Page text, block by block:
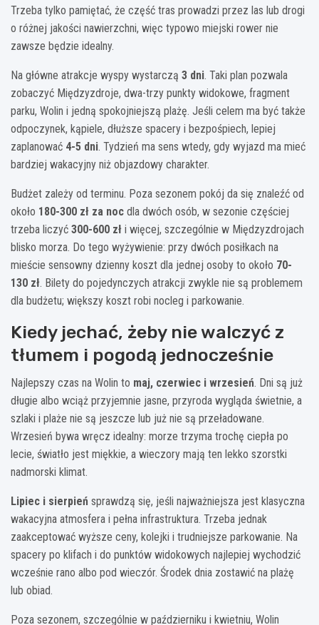
Trzeba tylko pamiętać, że część tras prowadzi przez las lub drogi
o różnej jakości nawierzchni, więc typowo miejski rower nie
zawsze będzie idealny.
Na główne atrakcje wyspy wystarczą 3 dni. Taki plan pozwala
zobaczyć Międzyzdroje, dwa-trzy punkty widokowe, fragment
parku, Wolin i jedną spokojniejszą plażę. Jeśli celem ma być także
odpoczynek, kąpiele, dłuższe spacery i bezpośpiech, lepiej
zaplanować 4-5 dni. Tydzień ma sens wtedy, gdy wyjazd ma mieć
bardziej wakacyjny niż objazdowy charakter.
Budżet zależy od terminu. Poza sezonem pokój da się znaleźć od
około 180-300 zł za noc dla dwóch osób, w sezonie częściej
trzeba liczyć 300-600 zł i więcej, szczególnie w Międzyzdrojach
blisko morza. Do tego wyżywienie: przy dwóch posiłkach na
mieście sensowny dzienny koszt dla jednej osoby to około 70-
130 zł. Bilety do pojedynczych atrakcji zwykle nie są problemem
dla budżetu; większy koszt robi nocleg i parkowanie.
Kiedy jechać, żeby nie walczyć z
tłumem i pogodą jednocześnie
Najlepszy czas na Wolin to maj, czerwiec i wrzesień. Dni są już
długie albo wciąż przyjemnie jasne, przyroda wygląda świetnie, a
szlaki i plaże nie są jeszcze lub już nie są przeładowane.
Wrzesień bywa wręcz idealny: morze trzyma trochę ciepła po
lecie, światło jest miękkie, a wieczory mają ten lekko szorstki
nadmorski klimat.
Lipiec i sierpień sprawdzą się, jeśli najważniejsza jest klasyczna
wakacyjna atmosfera i pełna infrastruktura. Trzeba jednak
zaakceptować wyższe ceny, kolejki i trudniejsze parkowanie. Na
spacery po klifach i do punktów widokowych najlepiej wychodzić
wcześnie rano albo pod wieczór. Środek dnia zostawić na plażę
lub obiad.
Poza sezonem, szczególnie w październiku i kwietniu, Wolin